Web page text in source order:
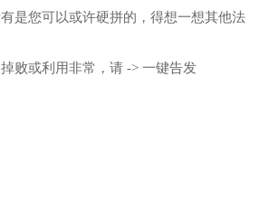
是您可以或许硬拼的，得想一想其他法
败或利用非常，请 -> 一键告发